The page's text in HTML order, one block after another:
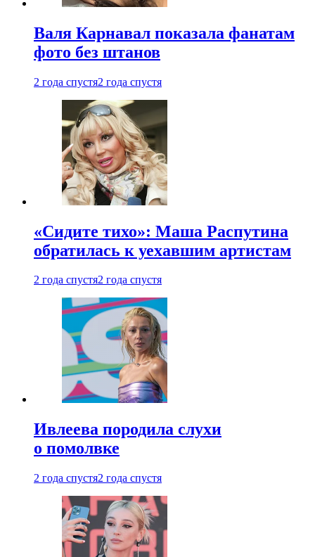
Валя Карнавал показала фанатам
фото без штанов
2 года спустя2 года спустя
«Сидите тихо»: Маша Распутина
обратилась к уехавшим артистам
2 года спустя2 года спустя
Ивлеева породила слухи
о помолвке
2 года спустя2 года спустя